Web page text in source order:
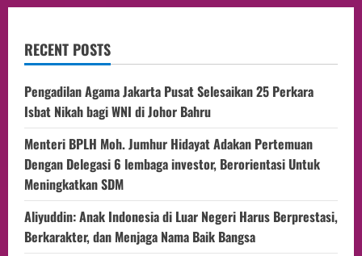
RECENT POSTS
Pengadilan Agama Jakarta Pusat Selesaikan 25 Perkara
Isbat Nikah bagi WNI di Johor Bahru
Menteri BPLH Moh. Jumhur Hidayat Adakan Pertemuan
Dengan Delegasi 6 lembaga investor, Berorientasi Untuk
Meningkatkan SDM
Aliyuddin: Anak Indonesia di Luar Negeri Harus Berprestasi,
Berkarakter, dan Menjaga Nama Baik Bangsa